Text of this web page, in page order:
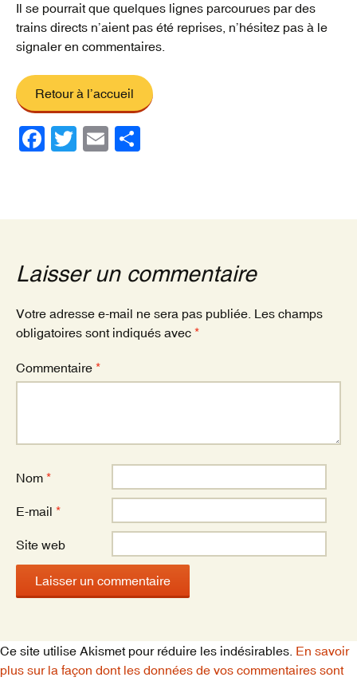
Il se pourrait que quelques lignes parcourues par des
trains directs n’aient pas été reprises, n’hésitez pas à le
signaler en commentaires.
Retour à l’accueil
F
e
o
o
k
T
er
E
g
Laisser un commentaire
Votre adresse e-mail ne sera pas publiée. Les champs
obligatoires sont indiqués avec *
Commentaire *
Nom *
E-mail *
Site web
Ce site utilise Akismet pour réduire les indésirables. En savoir
plus sur la façon dont les données de vos commentaires sont